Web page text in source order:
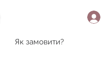
Як замовити?